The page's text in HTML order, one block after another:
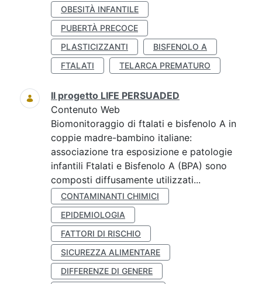
OBESITÀ INFANTILE
PUBERTÀ PRECOCE
PLASTICIZZANTI
BISFENOLO A
FTALATI
TELARCA PREMATURO
Il progetto LIFE PERSUADED
Contenuto Web
Biomonitoraggio di ftalati e bisfenolo A in
coppie madre-bambino italiane:
associazione tra esposizione e patologie
infantili Ftalati e Bisfenolo A (BPA) sono
composti diffusamente utilizzati...
CONTAMINANTI CHIMICI
EPIDEMIOLOGIA
FATTORI DI RISCHIO
SICUREZZA ALIMENTARE
DIFFERENZE DI GENERE